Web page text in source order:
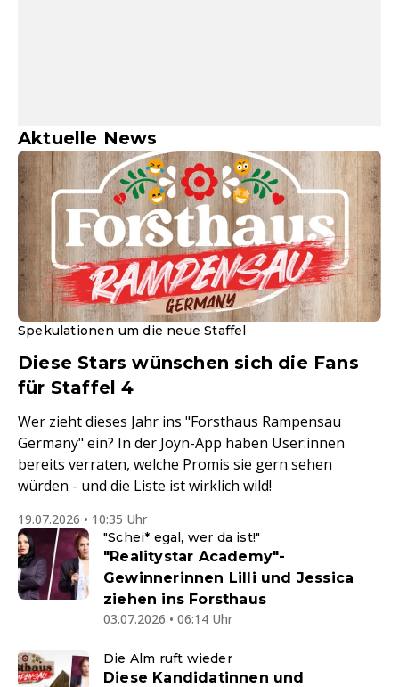
Aktuelle News
Spekulationen um die neue Staffel
Diese Stars wünschen sich die Fans
für Staffel 4
Wer zieht dieses Jahr ins "Forsthaus Rampensau
Germany" ein? In der Joyn-App haben User:innen
bereits verraten, welche Promis sie gern sehen
würden - und die Liste ist wirklich wild!
19.07.2026 • 10:35 Uhr
"Schei* egal, wer da ist!"
"Realitystar Academy"-
Gewinnerinnen Lilli und Jessica
ziehen ins Forsthaus
03.07.2026 • 06:14 Uhr
Die Alm ruft wieder
Diese Kandidatinnen und